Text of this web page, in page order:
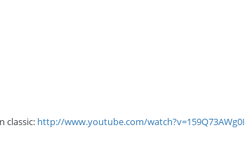
classic: http://www.youtube.com/watch?v=159Q73AWg0I